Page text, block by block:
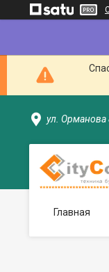
ул. Орманова
Главная